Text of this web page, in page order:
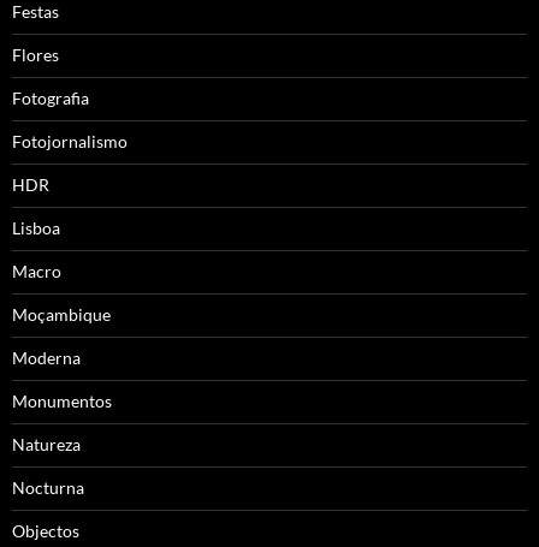
Festas
Flores
Fotografia
Fotojornalismo
HDR
Lisboa
Macro
Moçambique
Moderna
Monumentos
Natureza
Nocturna
Objectos